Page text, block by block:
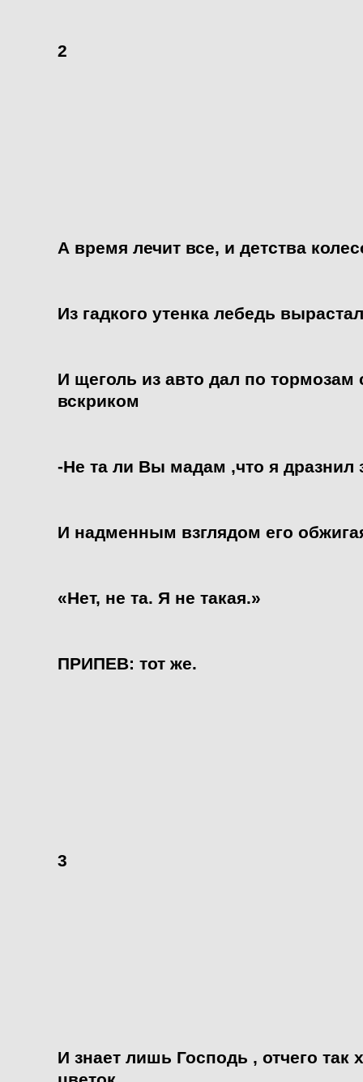
2
А время лечит все, и детства
Из гадкого утенка лебедь
И щеголь из авто дал по
вскриком
-Не та ли Вы мадам ,что я дразнил
И надменным взглядом его
«Нет, не та. Я не такая.»
ПРИПЕВ: тот же.
3
И знает лишь Господь , отчего